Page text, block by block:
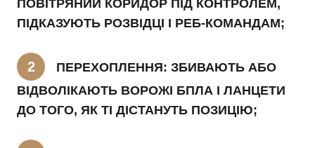
ПОВІТРЯНИЙ КОРИДОР ПІД КОНТРОЛЕМ,
ПІДКАЗУЮТЬ РОЗВІДЦІ І РЕБ-КОМАНДАМ;
ПЕРЕХОПЛЕННЯ: ЗБИВАЮТЬ АБО
ВІДВОЛІКАЮТЬ ВОРОЖІ БПЛА І ЛАНЦЕТИ
ДО ТОГО, ЯК ТІ ДІСТАНУТЬ ПОЗИЦІЮ;